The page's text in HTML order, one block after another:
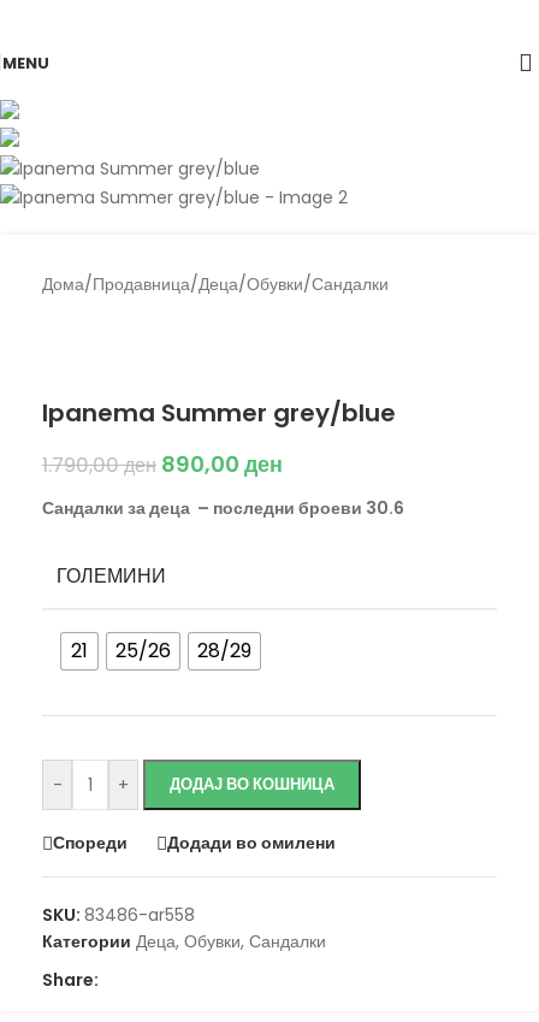
MENU
-50%
Дома/Продавница/Деца/Обувки/Сандалки
Ipanema Summer grey/blue
1.790,00ден 890,00 ден
Сандалки за деца – последни броеви 30.6
ГОЛЕМИНИ
21 25/26 28/29
- + ДОДАЈ ВО КОШНИЦА
Спореди Додади во омилени
SKU: 83486-ar558
Категории Деца, Обувки, Сандалки
Share: